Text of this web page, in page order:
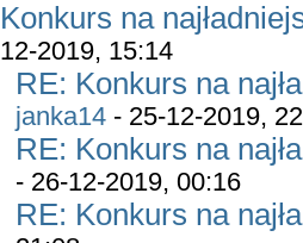
Konkurs na
12-2019, 15:14
RE: Konkurs na
janka14 - 25-12-2019,
RE: Konkurs na
- 26-12-2019, 00:16
RE: Konkurs na